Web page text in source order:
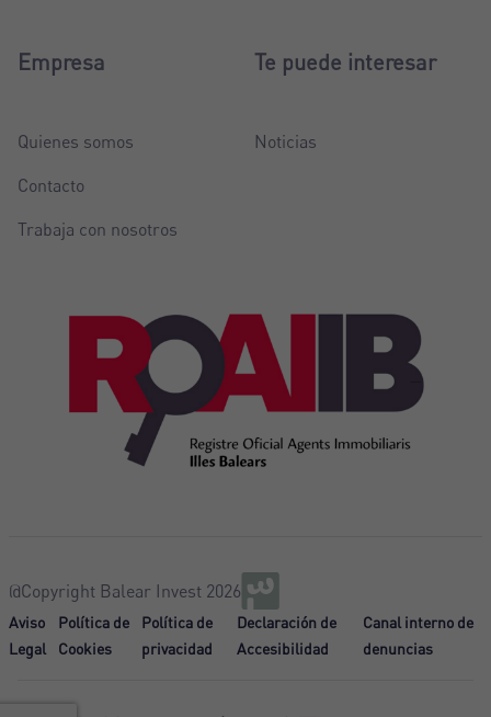
Empresa
Quienes somos
Contacto
Trabaja con nosotros
Te puede interesar
Noticias
@Copyright Balear Invest 2026
Aviso
Legal
Política de
Cookies
Política de
privacidad
Declaración de
Accesibilidad
Canal interno de
denuncias